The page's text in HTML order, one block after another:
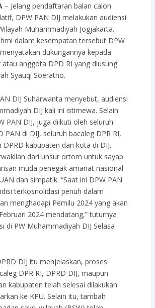
– Jelang pendaftaran balan calon
DPW PAN DIJ melakukan audiensi
Muhammadiyah Jogjakarta.
dalam kesempatan tersebut DPW
dukungannya kepada
anggota DPD RI yang diusung
Syauqi Soeratno.
DIJ Suharwanta menyebut, audiensi
DIJ kali ini istimewa. Selain
PAN DIJ, juga diikuti oleh seluruh
PAN di DIJ, seluruh bacaleg DPR RI,
DPRD kabupaten dan kota di DIJ.
dari unsur ortom untuk sayap
muda penegak amanat nasional
dan simpatik. “Saat ini DPW PAN
terkosnolidasi penuh dalam
menghadapi Pemilu 2024 yang akan
2024 mendatang,” tuturnya
di PW Muhammadiyah DIJ Selasa
DIJ itu menjelaskan, proses
DPR RI, DPRD DIJ, maupun
kabupaten telah selesai dilakukan.
ke KPU. Selain itu, tambah